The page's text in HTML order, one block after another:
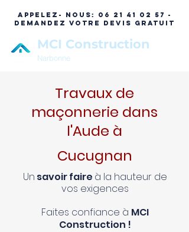
APPELEZ- NOUS:
06 21 41 02 57 -
DEMANDEZ VOTRE DEVIS GRATUIT
MCI Construction
Narbonne
Travaux de
maçonnerie dans
l'Aude à
Cucugnan
Un savoir faire à la hauteur de
vos exigences
Faites confiance à MCI
Construction !